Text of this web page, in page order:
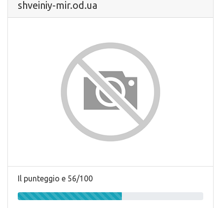
shveiniy-mir.od.ua
Il punteggio e 56/100